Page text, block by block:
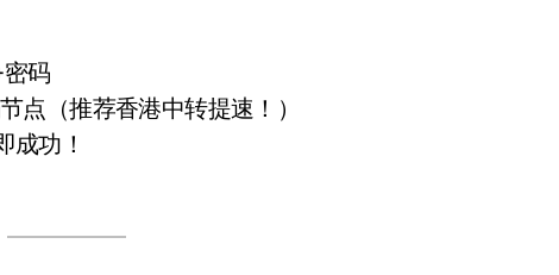
码
点（推荐香港中转提速！）
功！